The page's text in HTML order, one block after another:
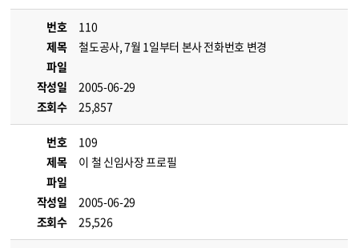
번호
110
제목
철도공사, 7월 1일부터 본사 전화번호 변경
파일
작성일
2005-06-29
조회수
25,857
번호
109
제목
이 철 신임사장 프로필
파일
작성일
2005-06-29
조회수
25,526